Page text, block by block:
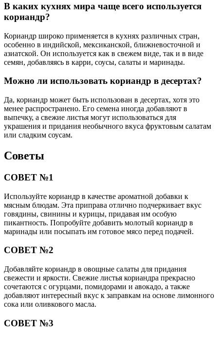
В каких кухнях мира чаще всего используется
кориандр?
Кориандр широко применяется в кухнях различных стран,
особенно в индийской, мексиканской, ближневосточной и
азиатской. Он используется как в свежем виде, так и в виде
семян, добавляясь в карри, соусы, салаты и маринады.
Можно ли использовать кориандр в десертах?
Да, кориандр может быть использован в десертах, хотя это
менее распространено. Его семена иногда добавляют в
выпечку, а свежие листья могут использоваться для
украшения и придания необычного вкуса фруктовым салатам
или сладким соусам.
Советы
СОВЕТ №1
Используйте кориандр в качестве ароматной добавки к
мясным блюдам. Эта приправа отлично подчеркивает вкус
говядины, свинины и курицы, придавая им особую
пикантность. Попробуйте добавить молотый кориандр в
маринады или посыпать им готовое мясо перед подачей.
СОВЕТ №2
Добавляйте кориандр в овощные салаты для придания
свежести и яркости. Свежие листья кориандра прекрасно
сочетаются с огурцами, помидорами и авокадо, а также
добавляют интересный вкус к заправкам на основе лимонного
сока или оливкового масла.
СОВЕТ №3